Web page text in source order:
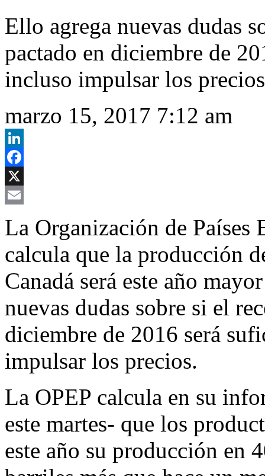
Ello agrega nuevas dudas
pactado en diciembre de
incluso impulsar los precios
marzo 15, 2017 7:12 am
LinkedIn
Facebook
X
La Organización de Países
calcula que la producción
Canadá será este año
nuevas dudas sobre si el
diciembre de 2016 será
impulsar los precios.
La OPEP calcula en su
este martes- que los
este año su producción en